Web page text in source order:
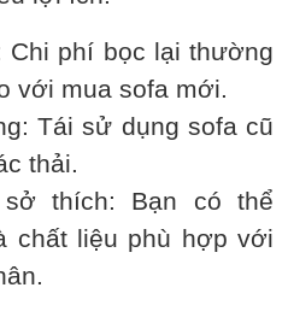
Chi phí bọc lại thường
với mua sofa mới.
Tái sử dụng sofa cũ
thải.
thích: Bạn có thể
chất liệu phù hợp với